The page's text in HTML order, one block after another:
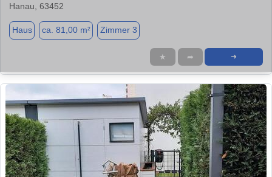
Hanau, 63452
Haus ca. 81,00 m² Zimmer 3
★ ➦ ➜